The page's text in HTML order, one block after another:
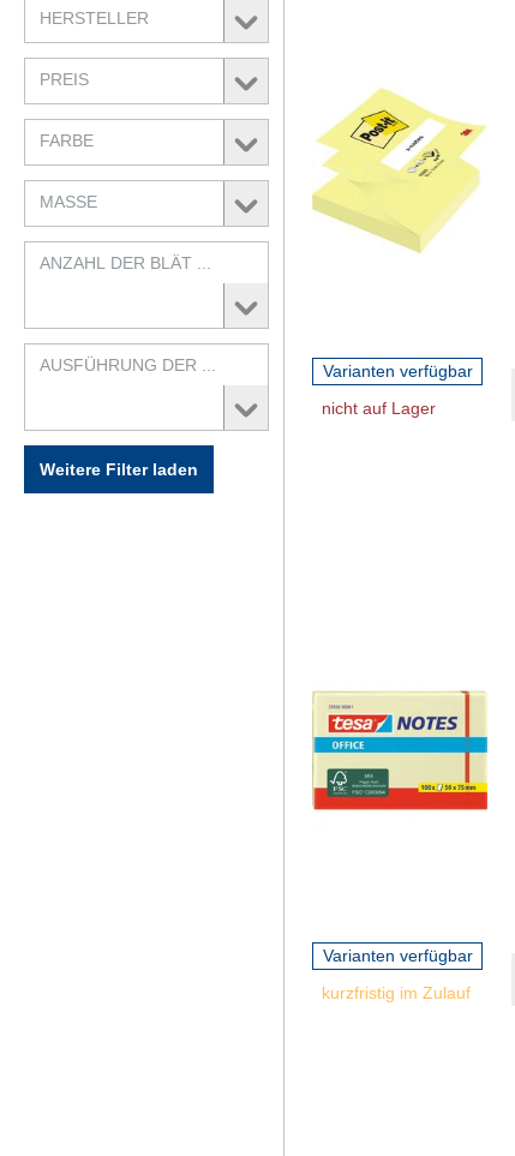
HERSTELLER
PREIS
FARBE
MASSE
Weitere Filter laden
Varianten verfügbar
nicht auf Lager
Varianten verfügbar
kurzfristig im Zulauf